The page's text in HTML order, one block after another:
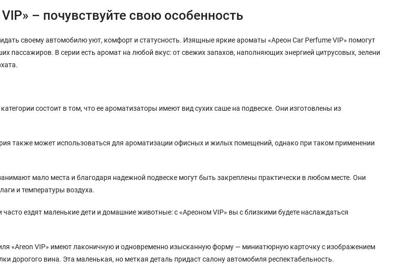
– почувствуйте свою особенность
своему автомобилю уют, комфорт и статусность. Изящные яркие ароматы «Ареон Car Perfume VIP» помогут
пассажиров. В серии есть аромат на любой вкус: от свежих запахов, наполняющих энергией цитрусовых, зелени
состоит в том, что ее ароматизаторы имеют вид сухих саше на подвеске. Они изготовлены из
также может использоваться для ароматизации офисных и жилых помещений, однако при таком применении
мало места и благодаря надежной подвеске могут быть закреплены практически в любом месте. Они
и температуры воздуха.
ездят маленькие дети и домашние животные: с «Ареоном VIP» вы с близкими будете наслаждаться
«Areon VIP» имеют лаконичную и одновременно изысканную форму — миниатюрную карточку с изображением
дорогого вина. Эта маленькая, но меткая деталь придаст салону автомобиля респектабельность.